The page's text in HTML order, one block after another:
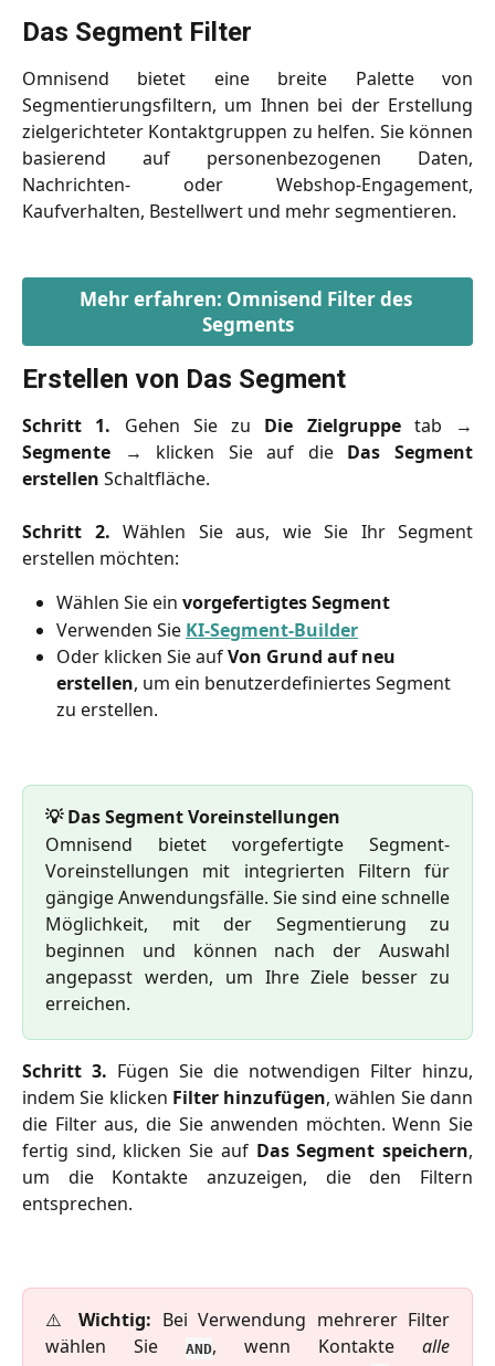
Das Segment Filter
Omnisend bietet eine breite Palette von
Segmentierungsfiltern, um Ihnen bei der Erstellung
zielgerichteter Kontaktgruppen zu helfen. Sie können
basierend auf personenbezogenen Daten,
Nachrichten- oder Webshop-Engagement,
Kaufverhalten, Bestellwert und mehr segmentieren.
Mehr erfahren: Omnisend Filter des
Segments
Erstellen von Das Segment
Schritt 1. Gehen Sie zu Die Zielgruppe tab →
Segmente → klicken Sie auf die Das Segment
erstellen Schaltfläche.
Schritt 2. Wählen Sie aus, wie Sie Ihr Segment
erstellen möchten:
Wählen Sie ein vorgefertigtes Segment
Verwenden Sie KI-Segment-Builder
Oder klicken Sie auf Von Grund auf neu
erstellen, um ein benutzerdefiniertes Segment
zu erstellen.
💡 Das Segment Voreinstellungen
Omnisend bietet vorgefertigte Segment-
Voreinstellungen mit integrierten Filtern für
gängige Anwendungsfälle. Sie sind eine schnelle
Möglichkeit, mit der Segmentierung zu
beginnen und können nach der Auswahl
angepasst werden, um Ihre Ziele besser zu
erreichen.
Schritt 3. Fügen Sie die notwendigen Filter hinzu,
indem Sie klicken Filter hinzufügen, wählen Sie dann
die Filter aus, die Sie anwenden möchten. Wenn Sie
fertig sind, klicken Sie auf Das Segment speichern,
um die Kontakte anzuzeigen, die den Filtern
entsprechen.
⚠️ Wichtig: Bei Verwendung mehrerer Filter
wählen Sie
AND, wenn Kontakte alle